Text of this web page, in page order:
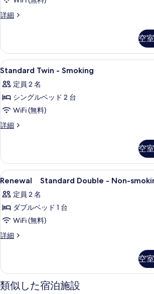
る
す
の
写
真
を
表
す
ム
禁
煙
細
の
て
の
写
真
を
表
示
る
詳細
Standard
smoking
の
詳
空
Standard
Twin
-
Smoking
の
す
の
写
真
を
表
す
羽毛の掛け
6
Standard Twin - Smoking
定員 2 名
シングルベッド 2 台
WiFi (無料)
詳細
Standard
の
詳
細
空
Renewal
Standard
Double
-
Non-
smoking
べ
て
羽毛の掛け
4
Renewal Standard Double - Non-
定員 2 名
ダブルベッド 1 台
WiFi (無料)
詳細
Renewal
Non-
smoking
の
空
類似した宿泊施設